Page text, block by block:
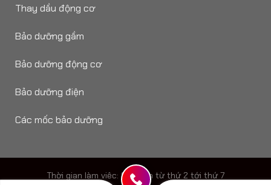
Thay dầu động cơ
Bảo dưỡng gầm
Bảo dưỡng động cơ
Bảo dưỡng điện
Các mốc bảo dưỡng
Thời gian làm viêc: 8h - 18h từ thứ 2 tới thứ 7